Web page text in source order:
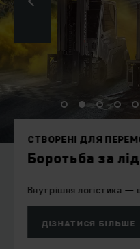
СТВОРЕНІ ДЛЯ
Боротьба за
Внутрішня логістика
ДІЗНАТИСЯ БІЛЬШЕ